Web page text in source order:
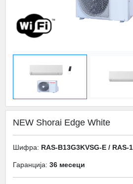
NEW Shorai Edge White
Шифра: RAS-B13G3KVSG-E / RAS-
Гаранција: 36 месеци